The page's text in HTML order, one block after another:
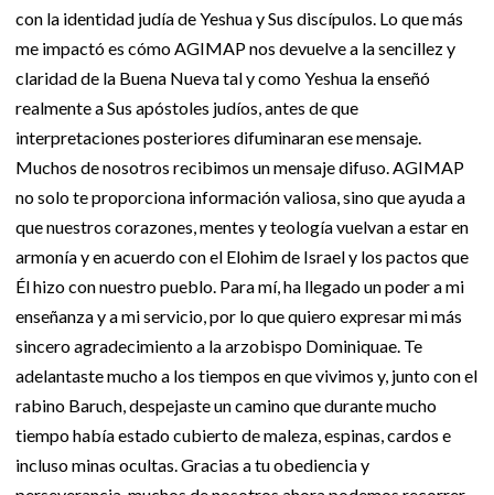
con la identidad judía de Yeshua y Sus discípulos. Lo que más
me impactó es cómo AGIMAP nos devuelve a la sencillez y
claridad de la Buena Nueva tal y como Yeshua la enseñó
realmente a Sus apóstoles judíos, antes de que
interpretaciones posteriores difuminaran ese mensaje.
Muchos de nosotros recibimos un mensaje difuso. AGIMAP
no solo te proporciona información valiosa, sino que ayuda a
que nuestros corazones, mentes y teología vuelvan a estar en
armonía y en acuerdo con el Elohim de Israel y los pactos que
Él hizo con nuestro pueblo. Para mí, ha llegado un poder a mi
enseñanza y a mi servicio, por lo que quiero expresar mi más
sincero agradecimiento a la arzobispo Dominiquae. Te
adelantaste mucho a los tiempos en que vivimos y, junto con el
rabino Baruch, despejaste un camino que durante mucho
tiempo había estado cubierto de maleza, espinas, cardos e
incluso minas ocultas. Gracias a tu obediencia y